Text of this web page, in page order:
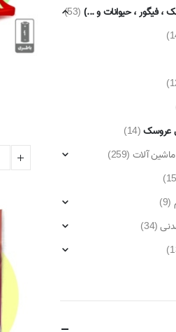
فیگور ، حیوانات و ...) (53)
عروسک(14)
آلات (259)
(9)
(34)